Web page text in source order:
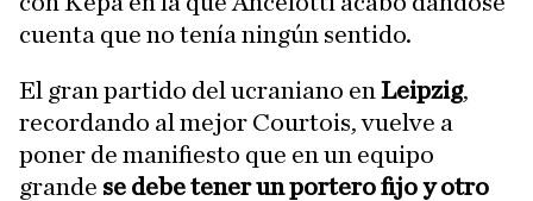
cuenta que no tenía ningún sentido.
El gran partido del ucraniano en Leipzig,
recordando al mejor Courtois, vuelve a
poner de manifiesto que en un equipo
grande se debe tener un portero fijo y otro